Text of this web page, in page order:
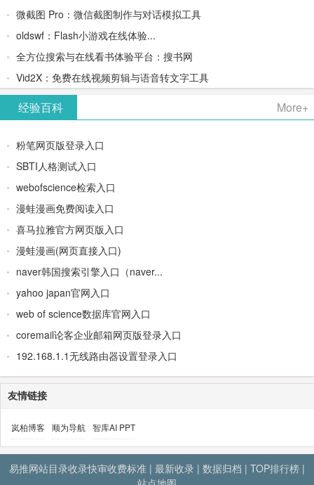
微截图 Pro：微信截图制作与对话模拟工具
oldswf：Flash小游戏在线体验...
全方位搜索与在线看书体验平台：搜书网
Vid2X：免费在线视频剪辑与语音转文字工具
经验百科 More+
粉笔网页版登录入口
SBTI人格测试入口
webofscience检索入口
漫蛙漫画免费阅读入口
喜马拉雅官方网页版入口
漫蛙漫画(网页直接入口)
naver韩国搜索引擎入口（naver...
yahoo japan官网入口
web of science数据库官网入口
coremail论客企业邮箱网页版登录入口
192.168.1.1无线路由器设置登录入口
友情链接
岚柏博客 顺为导航 智库AI PPT
易推网站目录收录快审收费标准 | 最新收录 | 数据归档 | TOP排行榜 |